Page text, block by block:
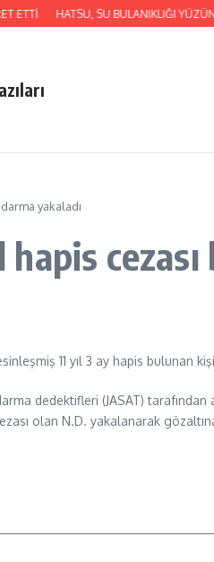
ETTİ HATSU, SU BULANIKLIĞI
yakaladı
hapis
11 yıl 3 ay hapis bulunan
dedektifleri (JASAT)
olan N.D. yakalanarak